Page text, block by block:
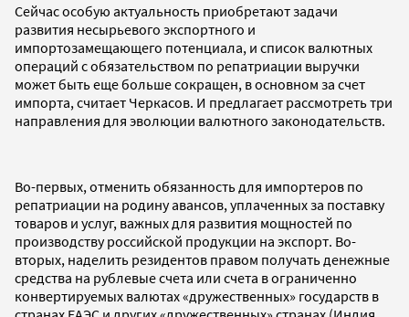
Сейчас особую актуальность приобретают задачи
развития несырьевого экспортного и
импортозамещающего потенциала, и список валютных
операций с обязательством по репатриации выручки
может быть еще больше сокращен, в основном за счет
импорта, считает Черкасов. И предлагает рассмотреть три
направления для эволюции валютного законодательств.
Во-первых, отменить обязанность для импортеров по
репатриации на родину авансов, уплаченных за поставку
товаров и услуг, важных для развития мощностей по
производству российской продукции на экспорт. Во-
вторых, наделить резидентов правом получать денежные
средства на рублевые счета или счета в ограниченно
конвертируемых валютах «дружественных» государств в